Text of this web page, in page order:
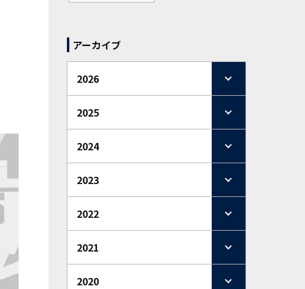
アーカイブ
2026
2025
2024
2023
2022
2021
2020